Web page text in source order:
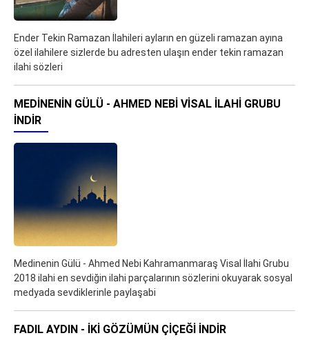
Ender Tekin Ramazan İlahileri ayların en güzeli ramazan ayına
özel ilahilere sizlerde bu adresten ulaşın ender tekin ramazan
ilahi sözleri
MEDINENIN GÜLÜ - AHMED NEBI VISAL İLAHI GRUBU
İNDIR
Medinenin Gülü - Ahmed Nebi Kahramanmaraş Visal İlahi Grubu
2018 ilahi en sevdiğin ilahi parçalarının sözlerini okuyarak sosyal
medyada sevdiklerinle paylaşabi
FADIL AYDIN - İKİ GÖZÜMÜN ÇİÇEĞİ İNDIR